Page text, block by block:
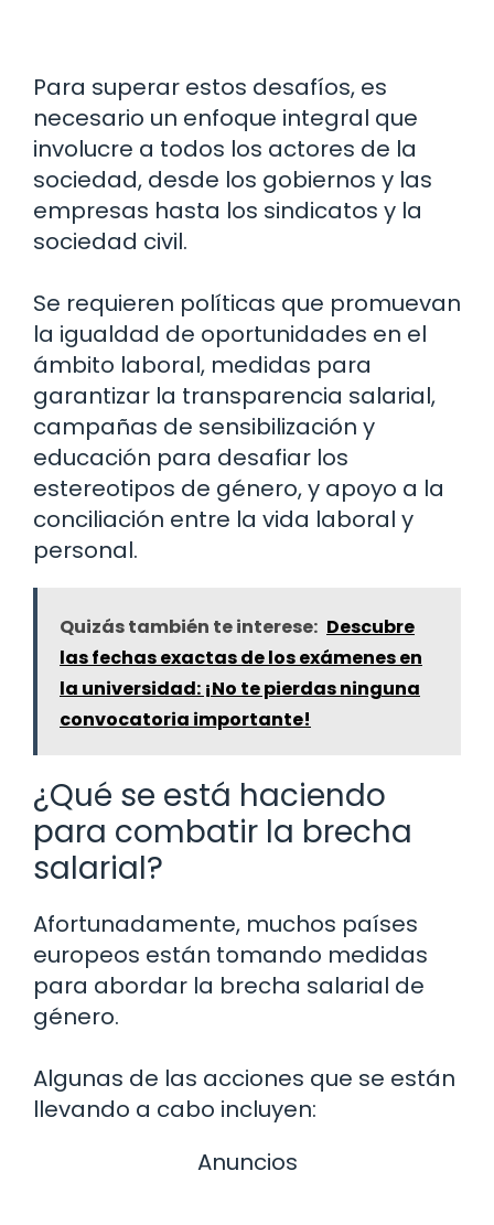
Para superar estos desafíos, es
necesario un enfoque integral que
involucre a todos los actores de la
sociedad, desde los gobiernos y las
empresas hasta los sindicatos y la
sociedad civil.
Se requieren políticas que promuevan
la igualdad de oportunidades en el
ámbito laboral, medidas para
garantizar la transparencia salarial,
campañas de sensibilización y
educación para desafiar los
estereotipos de género, y apoyo a la
conciliación entre la vida laboral y
personal.
Quizás también te interese: Descubre
las fechas exactas de los exámenes en
la universidad: ¡No te pierdas ninguna
convocatoria importante!
¿Qué se está haciendo
para combatir la brecha
salarial?
Afortunadamente, muchos países
europeos están tomando medidas
para abordar la brecha salarial de
género.
Algunas de las acciones que se están
llevando a cabo incluyen:
Anuncios